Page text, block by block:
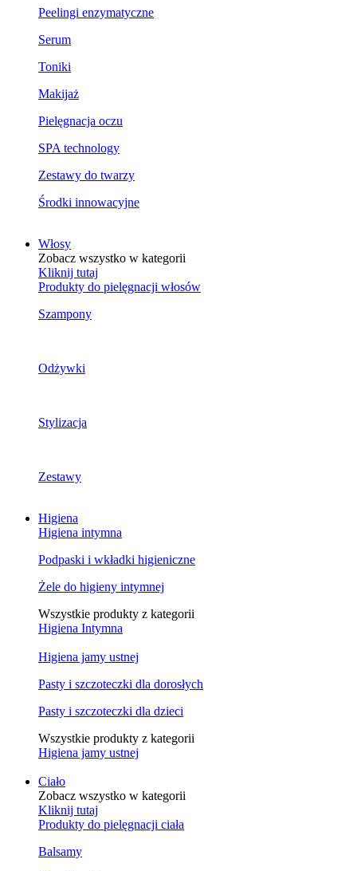
Peelingi enzymatyczne
Serum
Toniki
Makijaż
Pielęgnacja oczu
SPA technology
Zestawy do twarzy
Środki innowacyjne
Włosy
Zobacz wszystko w kategorii
Kliknij tutaj
Produkty do pielęgnacji włosów
Szampony
Odżywki
Stylizacja
Zestawy
Higiena
Higiena intymna
Podpaski i wkładki higieniczne
Żele do higieny intymnej
Wszystkie produkty z kategorii
Higiena Intymna
Higiena jamy ustnej
Pasty i szczoteczki dla dorosłych
Pasty i szczoteczki dla dzieci
Wszystkie produkty z kategorii
Higiena jamy ustnej
Ciało
Zobacz wszystko w kategorii
Kliknij tutaj
Produkty do pielęgnacji ciała
Balsamy